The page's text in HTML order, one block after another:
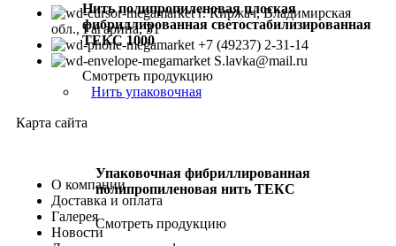
Нить полипропиленовая плоская
фибриллированная светостабилизированная
ТЕКС 1000
Смотреть продукцию
Нить упаковочная
Упаковочная фибриллированная
полипропиленовая нить ТЕКС
Смотреть продукцию
г. Киржач, Владимирская
обл., Гагарина, 31
+7 (49237) 2-31-14
S.lavka@mail.ru
Карта сайта
О компании
Доставка и оплата
Галерея
Новости